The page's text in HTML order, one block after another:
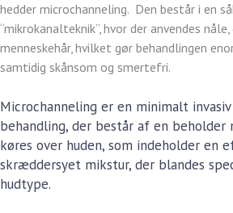
hedder microchanneling. Den består i en
“mikrokanalteknik”, hvor der anvendes
menneskehår, hvilket gør behandlingen
samtidig skånsom og smertefri.
Microchanneling er en minimalt
behandling, der består af en beholder
køres over huden, som indeholder en
skræddersyet mikstur, der blandes
hudtype.